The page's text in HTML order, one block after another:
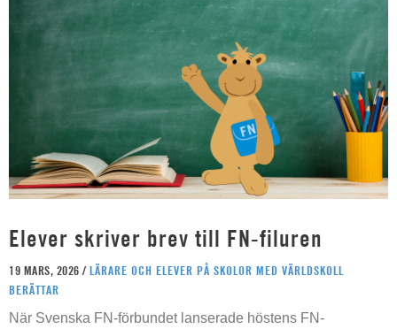
Elever skriver brev till FN-filuren
19 MARS, 2026 / LÄRARE OCH ELEVER PÅ SKOLOR MED VÄRLDSKOLL
BERÄTTAR
När Svenska FN-förbundet lanserade höstens FN-